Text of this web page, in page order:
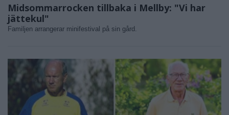
Midsommarrocken tillbaka i Mellby: "Vi har
jättekul"
Familjen arrangerar minifestival på sin gård.